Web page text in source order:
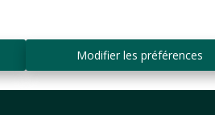
Modifier les préférences